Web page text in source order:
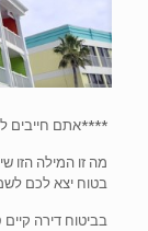
****אתם חייבים
מה זו המילה הזו
בטוח יצא לכם
בביטוח דירה